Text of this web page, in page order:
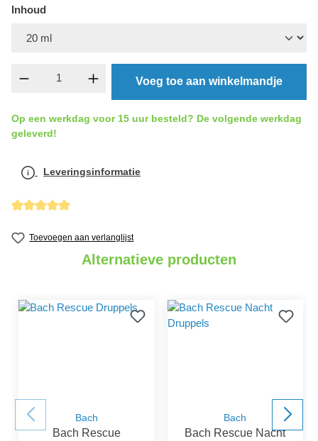
Inhoud
Producthoeveelheid: Voer de gewenste
Voeg toe aan winkelmandje
Op een werkdag voor 15 uur besteld? De volgende werkdag
geleverd!
Leveringsinformatie
Toevoegen aan verlanglijst
Alternatieve producten
Bach
Bach Rescue
Bach
Bach Rescue Nacht